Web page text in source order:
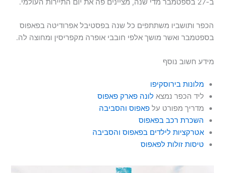
ב-27 בספטמבר מדי שנה, מציינים פה את יום התיירות העולמי.
הכפר ותושביו משתתפים כל שנה בפסטיבל אפרודיטה בפאפוס
בספטמבר ואשר מושך אלפי חובבי אופרה מקפריסין ומחוצה לה.
מידע חשוב נוסף
מלונות בירוסקיפו
ליד הכפר נמצאלונה פארק פאפוס
מדריך מפורט עלפאפוס והסביבה
השכרת רכב בפאפוס
אטרקציות לילדים בפאפוס והסביבה
טיסות זולות לפאפוס